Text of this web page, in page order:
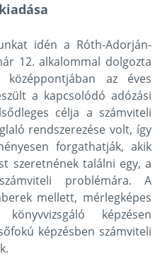
idén a Róth-Adorján-
12. alkalommal dolgozta
az éves
a kapcsolódó adózási
célja a számviteli
rendszerezése volt, így
forgathatják, akik
szeretnének találni egy, a
problémára. A
mellett, mérlegképes
képzésen
képzésben számviteli